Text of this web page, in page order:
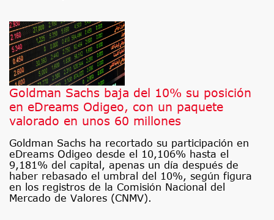
Goldman Sachs baja del 10% su posición
en eDreams Odigeo, con un paquete
valorado en unos 60 millones
Goldman Sachs ha recortado su participación en
eDreams Odigeo desde el 10,106% hasta el
9,181% del capital, apenas un día después de
haber rebasado el umbral del 10%, según figura
en los registros de la Comisión Nacional del
Mercado de Valores (CNMV).